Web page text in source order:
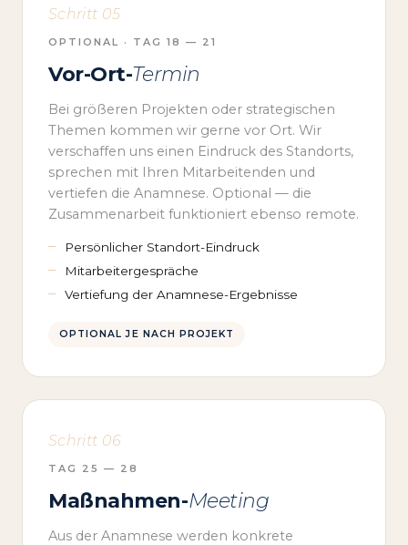
Schritt 05
OPTIONAL · TAG 18 — 21
Vor-Ort-Termin
Bei größeren Projekten oder strategischen
Themen kommen wir gerne vor Ort. Wir
verschaffen uns einen Eindruck des Standorts,
sprechen mit Ihren Mitarbeitenden und
vertiefen die Anamnese. Optional — die
Zusammenarbeit funktioniert ebenso remote.
Persönlicher Standort-Eindruck
Mitarbeitergespräche
Vertiefung der Anamnese-Ergebnisse
OPTIONAL JE NACH PROJEKT
Schritt 06
TAG 25 — 28
Maßnahmen-Meeting
Aus der Anamnese werden konkrete